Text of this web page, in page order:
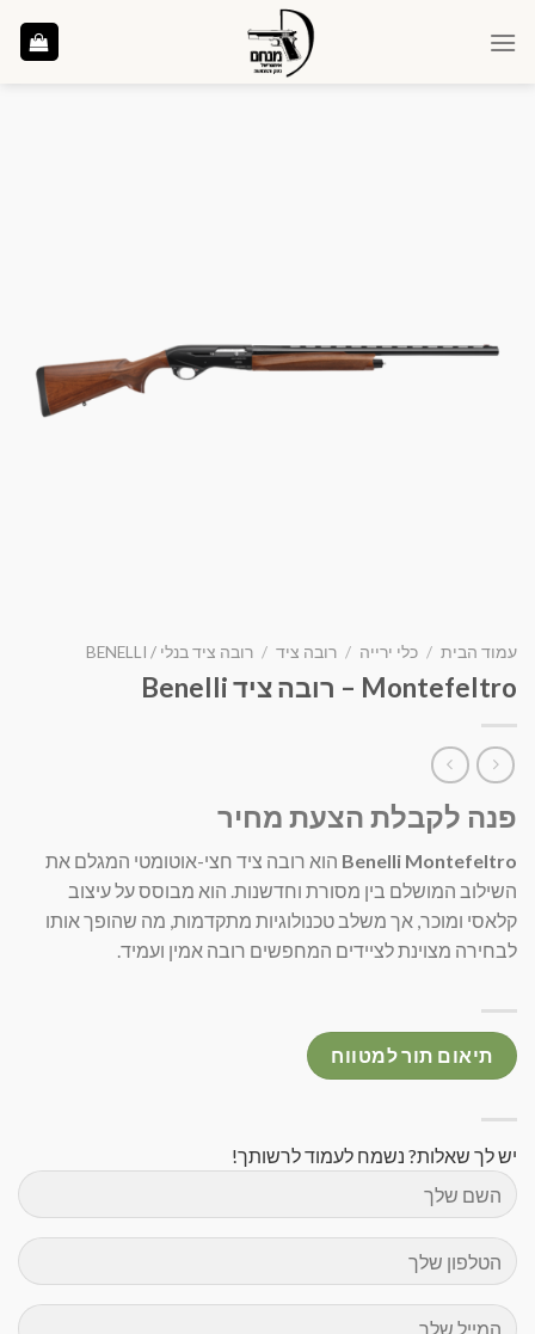
עמוד הבית / כלי ירייה / רובה ציד / רובה ציד בנלי / BENELLI
Montefeltro – רובה ציד Benelli
פנה לקבלת הצעת מחיר
Benelli Montefeltro הוא רובה ציד חצי-אוטומטי המגלם את
השילוב המושלם בין מסורת וחדשנות. הוא מבוסס על עיצוב
קלאסי ומוכר, אך משלב טכנולוגיות מתקדמות, מה שהופך אותו
לבחירה מצוינת לציידים המחפשים רובה אמין ועמיד.
תיאום תור למטווח
יש לך שאלות? נשמח לעמוד לרשותך!